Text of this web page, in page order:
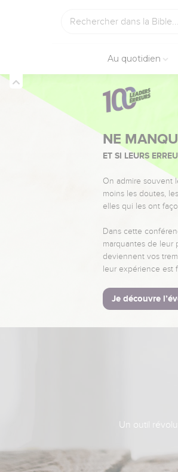
Au quotidien
NE
ET SI LEURS
On admire souvent
moins les doutes,
elles qui les ont
Dans cette
marquantes de leur
deviennent vos
leur expérience est
Je découvre
Un outil